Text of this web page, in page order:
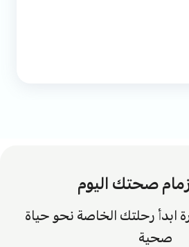
صحتك اليوم
ابدأ رحلتك الخاصة نحو حياة
صحية